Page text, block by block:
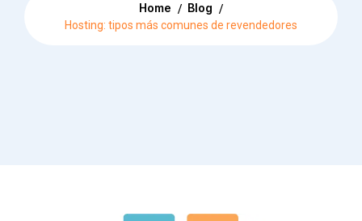
Home Blog
Hosting: tipos más comunes de revendedores